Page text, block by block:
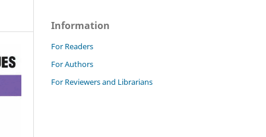
Information
For Readers
For Authors
For Reviewers and Librarians